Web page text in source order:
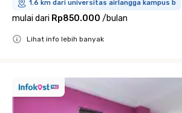
1.6 km dari universitas airlangga kampus b
mulai dari Rp850.000 /bulan
Lihat info lebih banyak